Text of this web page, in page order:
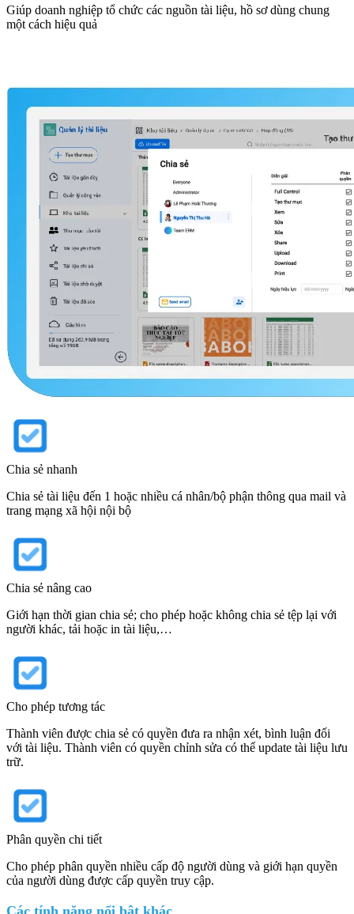
Giúp doanh nghiệp tổ chức các nguồn tài liệu, hồ sơ dùng chung
một cách hiệu quả
Chia sẻ nhanh
Chia sẻ tài liệu đến 1 hoặc nhiều cá nhân/bộ phận thông qua mail và
trang mạng xã hội nội bộ
Chia sẻ nâng cao
Giới hạn thời gian chia sẻ; cho phép hoặc không chia sẻ tệp lại với
người khác, tải hoặc in tài liệu,…
Cho phép tương tác
Thành viên được chia sẻ có quyền đưa ra nhận xét, bình luận đối
với tài liệu. Thành viên có quyền chỉnh sửa có thể update tài liệu lưu
trữ.
Phân quyền chi tiết
Cho phép phân quyền nhiều cấp độ người dùng và giới hạn quyền
của người dùng được cấp quyền truy cập.
Các tính năng nổi bật khác